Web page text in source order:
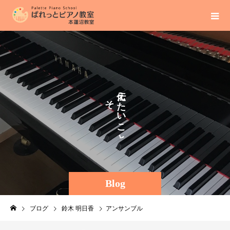
Blog
え
た
い
こ
と
そ
の
ま
ま
ブログ 鈴木 明日香 アンサンブル